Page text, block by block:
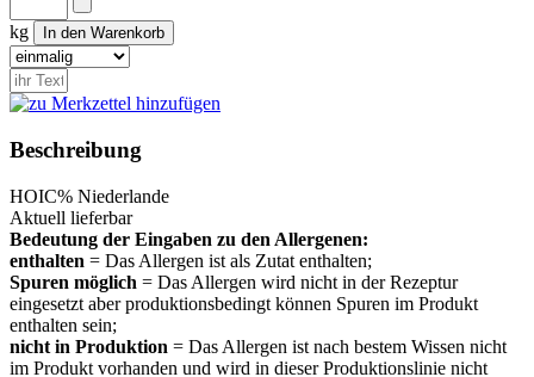
kg
Beschreibung
HOIC% Niederlande
Aktuell lieferbar
Bedeutung der Eingaben zu den Allergenen:
enthalten = Das Allergen ist als Zutat enthalten;
Spuren möglich = Das Allergen wird nicht in der Rezeptur
eingesetzt aber produktionsbedingt können Spuren im Produkt
enthalten sein;
nicht in Produktion = Das Allergen ist nach bestem Wissen nicht
im Produkt vorhanden und wird in dieser Produktionslinie nicht